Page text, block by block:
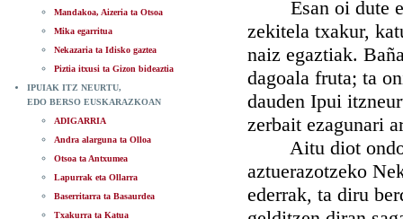
Mandakoa, Aizeria ta Otsoa
Mika egarritua
Nekazaria ta Idisko gaztea
Piztia itxusi ta Gizon bideaztia
IPUIAK ITZ NEURTU,
EDO BERSO EUSKARAZKOAN
ADIGARRIA
Andra alarguna ta Olloa
Otsoa ta Antxumea
Lapurrak eta Ollarra
Baserritarra ta Basaurdea
Txakurra ta Katua
Esan oi dute
zekitela txakur,
naiz egaztiak.
dagoala fruta; ta
dauden Ipui
zerbait ezagunari
Aitu diot ondo
aztuerazotzeko
ederrak, ta diru